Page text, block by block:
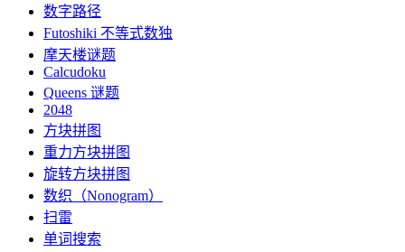
数字路径
Futoshiki 不等式数独
摩天楼谜题
Calcudoku
Queens 谜题
2048
方块拼图
重力方块拼图
旋转方块拼图
数织（Nonogram）
扫雷
单词搜索